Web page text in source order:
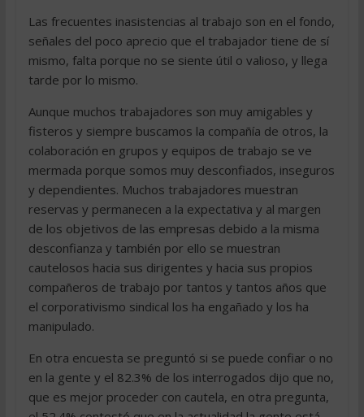
Las frecuentes inasistencias al trabajo son en el fondo,
señales del poco aprecio que el trabajador tiene de sí
mismo, falta porque no se siente útil o valioso, y llega
tarde por lo mismo.
Aunque muchos trabajadores son muy amigables y
fisteros y siempre buscamos la compañía de otros, la
colaboración en grupos y equipos de trabajo se ve
mermada porque somos muy desconfiados, inseguros
y dependientes. Muchos trabajadores muestran
reservas y permanecen a la expectativa y al margen
de los objetivos de las empresas debido a la misma
desconfianza y también por ello se muestran
cautelosos hacia sus dirigentes y hacia sus propios
compañeros de trabajo por tantos y tantos años que
el corporativismo sindical los ha engañado y los ha
manipulado.
En otra encuesta se preguntó si se puede confiar o no
en la gente y el 82.3% de los interrogados dijo que no,
que es mejor proceder con cautela, en otra pregunta,